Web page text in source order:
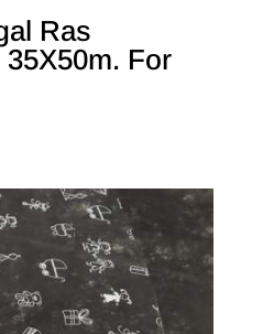
Ras
For